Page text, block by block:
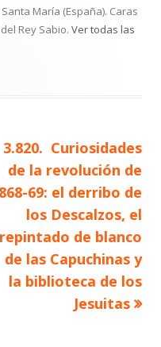
María (España). Caras
Rey Sabio. Ver todas las
Artículo
siguiente
3.820. Curiosidades
de la revolución de
69: el derribo de
los Descalzos, el
repintado de blanco
de las Capuchinas y
la biblioteca de los
Jesuitas